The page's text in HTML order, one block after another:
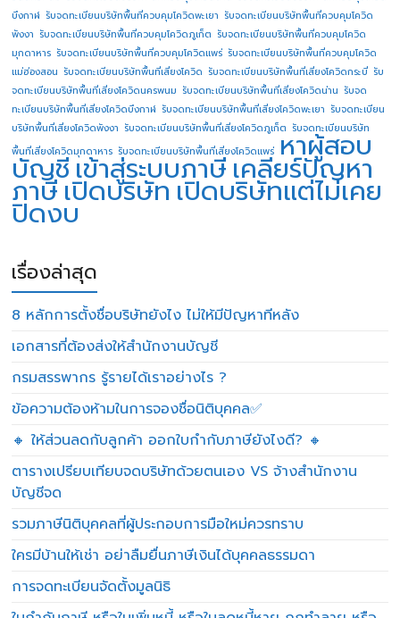
บึงกาฬ รับจดทะเบียนบริษัทพื้นที่ควบคุมโควิดพะเยา รับจดทะเบียนบริษัทพื้นที่ควบคุมโควิด
พังงา รับจดทะเบียนบริษัทพื้นที่ควบคุมโควิดภูเก็ต รับจดทะเบียนบริษัทพื้นที่ควบคุมโควิด
มุกดาหาร รับจดทะเบียนบริษัทพื้นที่ควบคุมโควิดแพร่ รับจดทะเบียนบริษัทพื้นที่ควบคุมโควิด
แม่ฮ่องสอน รับจดทะเบียนบริษัทพื้นที่เสี่ยงโควิด รับจดทะเบียนบริษัทพื้นที่เสี่ยงโควิดกระบี่ รับ
จดทะเบียนบริษัทพื้นที่เสี่ยงโควิดนครพนม รับจดทะเบียนบริษัทพื้นที่เสี่ยงโควิดน่าน รับจด
ทะเบียนบริษัทพื้นที่เสี่ยงโควิดบึงกาฬ รับจดทะเบียนบริษัทพื้นที่เสี่ยงโควิดพะเยา รับจดทะเบียน
บริษัทพื้นที่เสี่ยงโควิดพังงา รับจดทะเบียนบริษัทพื้นที่เสี่ยงโควิดภูเก็ต รับจดทะเบียนบริษัท
พื้นที่เสี่ยงโควิดมุกดาหาร รับจดทะเบียนบริษัทพื้นที่เสี่ยงโควิดแพร่ หาผู้สอบ
บัญชี เข้าสู่ระบบภาษี เคลียร์ปัญหา
ภาษีเปิดบริษัทเปิดบริษัทแต่ไม่เคย
ปิดงบ
เรื่องล่าสุด
8 หลักการตั้งชื่อบริษัทยังไง ไม่ให้มีปัญหาทีหลัง
เอกสารที่ต้องส่งให้สำนักงานบัญชี
กรมสรรพากร รู้รายได้เราอย่างไร ?
ข้อความต้องห้ามในการจองชื่อนิติบุคคล✅
🔸 ให้ส่วนลดกับลูกค้า ออกใบกำกับภาษียังไงดี? 🔸
ตารางเปรียบเทียบจดบริษัทด้วยตนเอง VS จ้างสำนักงาน
บัญชีจด
รวมภาษีนิติบุคคลที่ผู้ประกอบการมือใหม่ควรทราบ
ใครมีบ้านให้เช่า อย่าลืมยื่นภาษีเงินได้บุคคลธรรมดา
การจดทะเบียนจัดตั้งมูลนิธิ